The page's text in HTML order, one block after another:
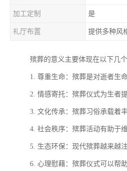
加工定制 是
礼厅布置
殡葬的意义主要体现在以下几个
1. 尊重生命：殡葬是对逝者生
2. 情感寄托：殡葬仪式为生者
3. 文化传承：殡葬习俗承载着
4. 社会秩序：殡葬活动有助于
5. 生态环保：现代殡葬越来越
6. 心理慰藉：殡葬仪式可以帮